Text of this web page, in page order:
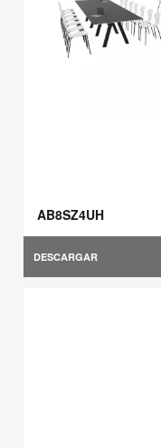
AB8SZ4UH
DESCARGAR